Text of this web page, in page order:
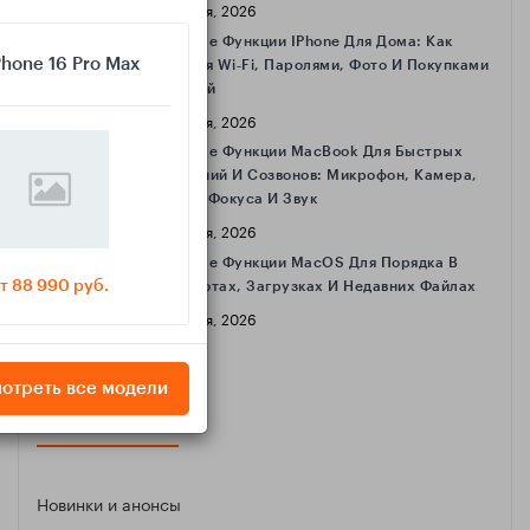
16 Апреля, 2026
Полезные Функции IPhone Для Дома: Как
Делиться Wi‑Fi, Паролями, Фото И Покупками
С Семьёй
16 Апреля, 2026
Полезные Функции MacBook Для Быстрых
Совещаний И Созвонов: Микрофон, Камера,
Режимы Фокуса И Звук
16 Апреля, 2026
Полезные Функции MacOS Для Порядка В
Скриншотах, Загрузках И Недавних Файлах
16 Апреля, 2026
КАТЕГОРИИ
Новинки и анонсы
16 Pro Max
88 990 руб.
все модели